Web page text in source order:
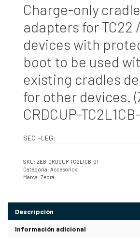
Charge-only cradle
adapters for TC22
devices with
boot to be used
existing cradles
for other devices.
CRDCUP-
SEO:-LEG:
SKU: ZEB-CRDCUP-TC2L1CB-01
Categoría: Accesorios
Marca: Zebra
Descripción
Información adicional